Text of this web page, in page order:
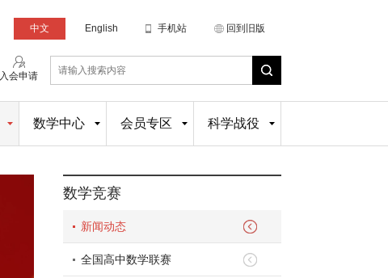
中文 English 手机站 回到旧版
入会申请
数学中心 会员专区 科学战役
数学竞赛
新闻动态
全国高中数学联赛